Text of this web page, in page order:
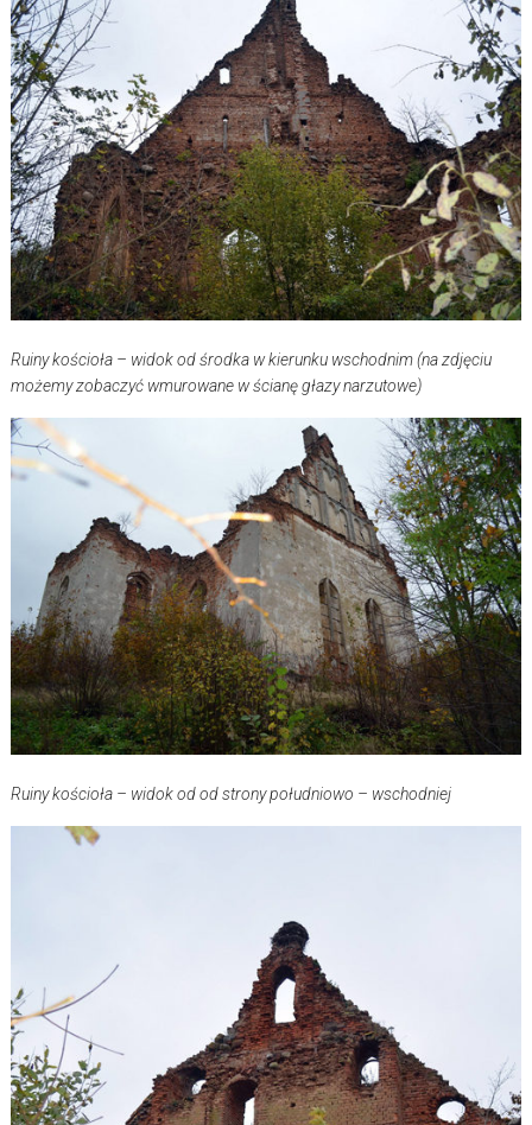
Ruiny kościoła – widok od środka w kierunku wschodnim (na zdjęciu
możemy zobaczyć wmurowane w ścianę głazy narzutowe)
Ruiny kościoła – widok od od strony południowo – wschodniej